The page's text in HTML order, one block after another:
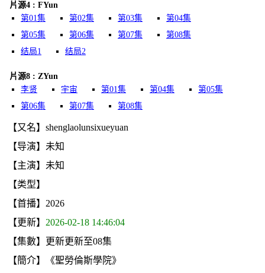
片源4 : FYun
第01集
第02集 第03集
第04集
第05集
第06集 第07集
第08集
结局1
结局2
片源8 : ZYun
李贤
宇宙 第01集 第04集
第05集
第06集
第07集 第08集
【又名】shenglaolunsixueyuan
【导演】未知
【主演】未知
【类型】
【首播】2026
【更新】 2026-02-18 14:46:04
【集數】更新更新至08集
【簡介】《聖勞倫斯學院》